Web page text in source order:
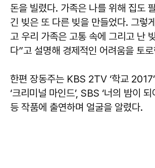
돈을 빌렸다. 가족은 나를 위해 집도
긴 빚은 또 다른 빚을 만들었다. 그렇
고 우리 가족은 고통 속에 그리고 난
다”고 설명해 경제적인 어려움을 토
한편 장동주는 KBS 2TV ‘학교
‘크리미널 마인드’, SBS ‘너의 밤이 되
등 작품에 출연하며 얼굴을 알렸다.